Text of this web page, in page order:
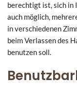
berechtigt ist, sich in
auch möglich,
in verschiedenen
beim Verlassen des
benutzen soll.